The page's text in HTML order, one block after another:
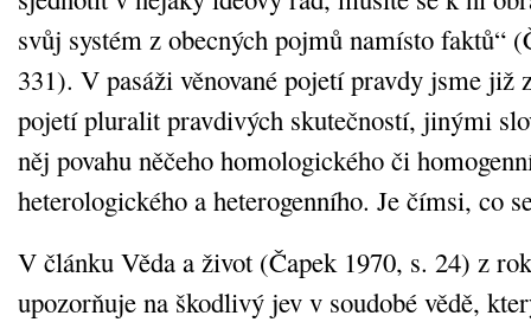
svůj systém z obecných pojmů namísto faktů“
331). V pasáži věnované pojetí pravdy jsme již
pojetí pluralit pravdivých skutečností, jinými
něj povahu něčeho homologického či
heterologického a heterogenního. Je čímsi, co
V článku Věda a život (Čapek 1970, s. 24) z
upozorňuje na škodlivý jev v soudobé vědě,